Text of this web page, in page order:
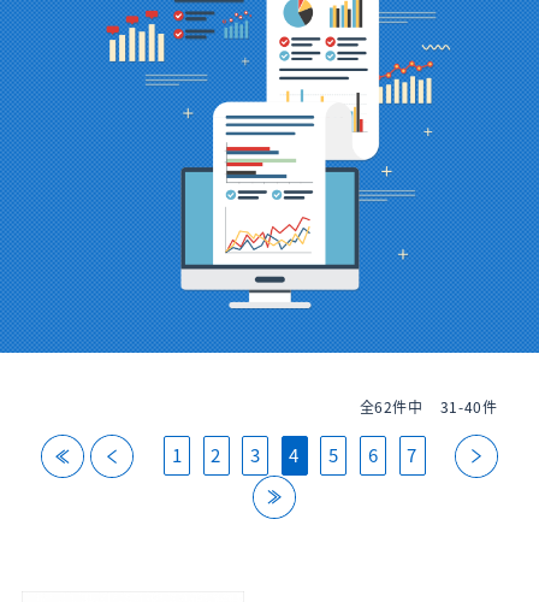
全62件中 31-40件
back back1 2 3 4 5 6 7
next
last